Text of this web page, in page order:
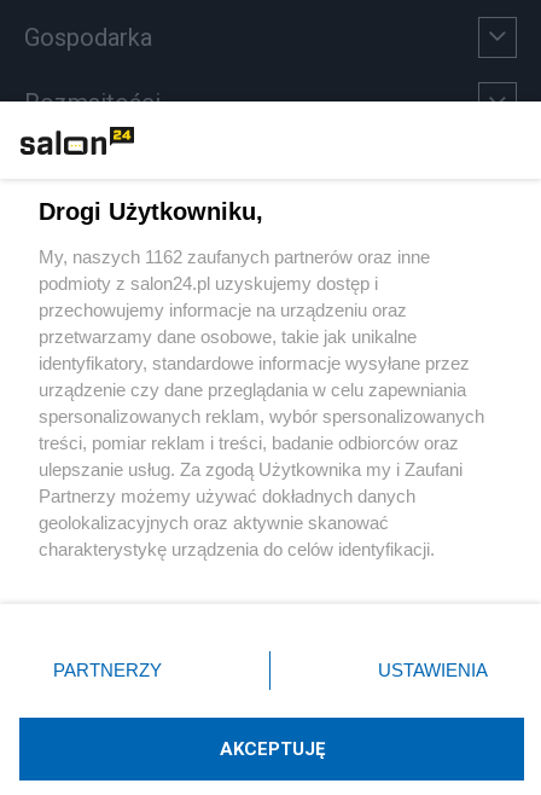
Gospodarka
Rozmaitości
Sport
Społeczeństwo
Kultura
X Facebook Instagram Youtube
Technologię dostarcza:W3media.pl
Drogi Użytkowniku,
My, naszych 1162 zaufanych partnerów oraz inne
podmioty z salon24.pl uzyskujemy dostęp i
przechowujemy informacje na urządzeniu oraz
przetwarzamy dane osobowe, takie jak unikalne
identyfikatory, standardowe informacje wysyłane przez
urządzenie czy dane przeglądania w celu zapewniania
spersonalizowanych reklam, wybór spersonalizowanych
treści, pomiar reklam i treści, badanie odbiorców oraz
ulepszanie usług. Za zgodą Użytkownika my i Zaufani
Partnerzy możemy używać dokładnych danych
geolokalizacyjnych oraz aktywnie skanować
charakterystykę urządzenia do celów identyfikacji.
zmienić/wycofać klikając przycisk ustawień prywatności
znajdujący się w lewym dolnym rogu strony
rodzaje przetwarzania danych nie wymagają zgody
użytkownika, ale masz prawo sprzeciwić się takiemu
PARTNERZY USTAWIENIA
AKCEPTUJĘ